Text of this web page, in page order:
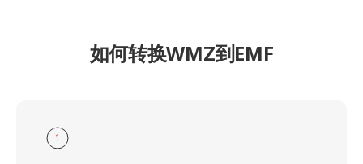
如何转换WMZ到EMF
1